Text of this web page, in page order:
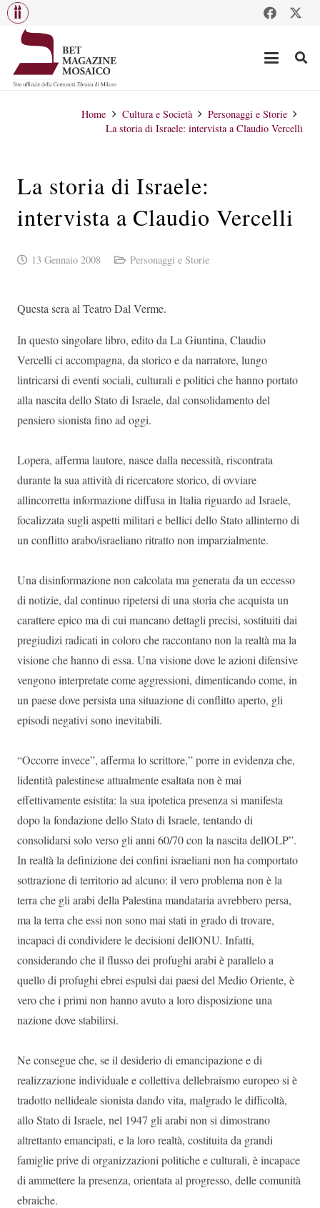
Home Cultura e Società
Personaggi e Storie
La storia di Israele: intervista a Claudio Vercelli
La storia di Israele:
intervista a Claudio Vercelli
13 Gennaio 2008 Personaggi e Storie
Questa sera al Teatro Dal Verme.
In questo singolare libro, edito da La Giuntina, Claudio
Vercelli ci accompagna, da storico e da narratore, lungo
lintricarsi di eventi sociali, culturali e politici che hanno portato
alla nascita dello Stato di Israele, dal consolidamento del
pensiero sionista fino ad oggi.
Lopera, afferma lautore, nasce dalla necessità, riscontrata
durante la sua attività di ricercatore storico, di ovviare
allincorretta informazione diffusa in Italia riguardo ad Israele,
focalizzata sugli aspetti militari e bellici dello Stato allinterno di
un conflitto arabo/israeliano ritratto non imparzialmente.
Una disinformazione non calcolata ma generata da un eccesso
di notizie, dal continuo ripetersi di una storia che acquista un
carattere epico ma di cui mancano dettagli precisi, sostituiti dai
pregiudizi radicati in coloro che raccontano non la realtà ma la
visione che hanno di essa. Una visione dove le azioni difensive
vengono interpretate come aggressioni, dimenticando come, in
un paese dove persista una situazione di conflitto aperto, gli
episodi negativi sono inevitabili.
“Occorre invece”, afferma lo scrittore,” porre in evidenza che,
lidentità palestinese attualmente esaltata non è mai
effettivamente esistita: la sua ipotetica presenza si manifesta
dopo la fondazione dello Stato di Israele, tentando di
consolidarsi solo verso gli anni 60/70 con la nascita dellOLP”.
In realtà la definizione dei confini israeliani non ha comportato
sottrazione di territorio ad alcuno: il vero problema non è la
terra che gli arabi della Palestina mandataria avrebbero persa,
ma la terra che essi non sono mai stati in grado di trovare,
incapaci di condividere le decisioni dellONU. Infatti,
considerando che il flusso dei profughi arabi è parallelo a
quello di profughi ebrei espulsi dai paesi del Medio Oriente, è
vero che i primi non hanno avuto a loro disposizione una
nazione dove stabilirsi.
Ne consegue che, se il desiderio di emancipazione e di
realizzazione individuale e collettiva dellebraismo europeo si è
tradotto nellideale sionista dando vita, malgrado le difficoltà,
allo Stato di Israele, nel 1947 gli arabi non si dimostrano
altrettanto emancipati, e la loro realtà, costituita da grandi
famiglie prive di organizzazioni politiche e culturali, è incapace
di ammettere la presenza, orientata al progresso, delle comunità
ebraiche.